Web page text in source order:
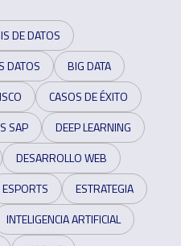
DE DATOS
DATOS
BIG DATA
CASOS DE ÉXITO
SAP
DEEP LEARNING
DESARROLLO WEB
ESPORTS
ESTRATEGIA
INTELIGENCIA ARTIFICIAL